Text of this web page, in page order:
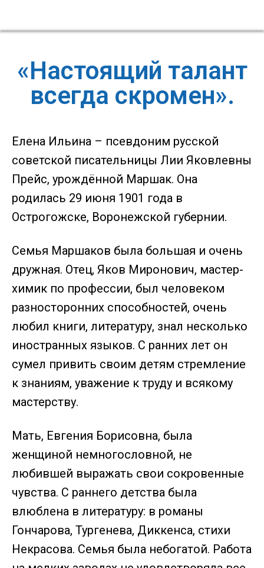
«Настоящий талант
всегда скромен».
Елена Ильина – псевдоним русской
советской писательницы Лии Яковлевны
Прейс, урождённой Маршак. Она
родилась 29 июня 1901 года в
Острогожске, Воронежской губернии.
Семья Маршаков была большая и очень
дружная. Отец, Яков Миронович, мастер-
химик по профессии, был человеком
разносторонних способностей, очень
любил книги, литературу, знал несколько
иностранных языков. С ранних лет он
сумел привить своим детям стремление
к знаниям, уважение к труду и всякому
мастерству.
Мать, Евгения Борисовна, была
женщиной немногословной, не
любившей выражать свои сокровенные
чувства. С раннего детства была
влюблена в литературу: в романы
Гончарова, Тургенева, Диккенса, стихи
Некрасова. Семья была небогатой. Работа